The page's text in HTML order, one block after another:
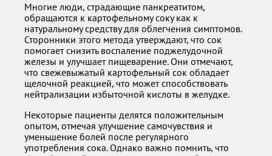
Многие люди, страдающие панкреатитом,
обращаются к картофельному соку как к
натуральному средству для облегчения симптомов.
Сторонники этого метода утверждают, что сок
помогает снизить воспаление поджелудочной
железы и улучшает пищеварение. Они отмечают,
что свежевыжатый картофельный сок обладает
щелочной реакцией, что может способствовать
нейтрализации избыточной кислоты в желудке.
Некоторые пациенты делятся положительным
опытом, отмечая улучшение самочувствия и
уменьшение болей после регулярного
употребления сока. Однако важно помнить, что